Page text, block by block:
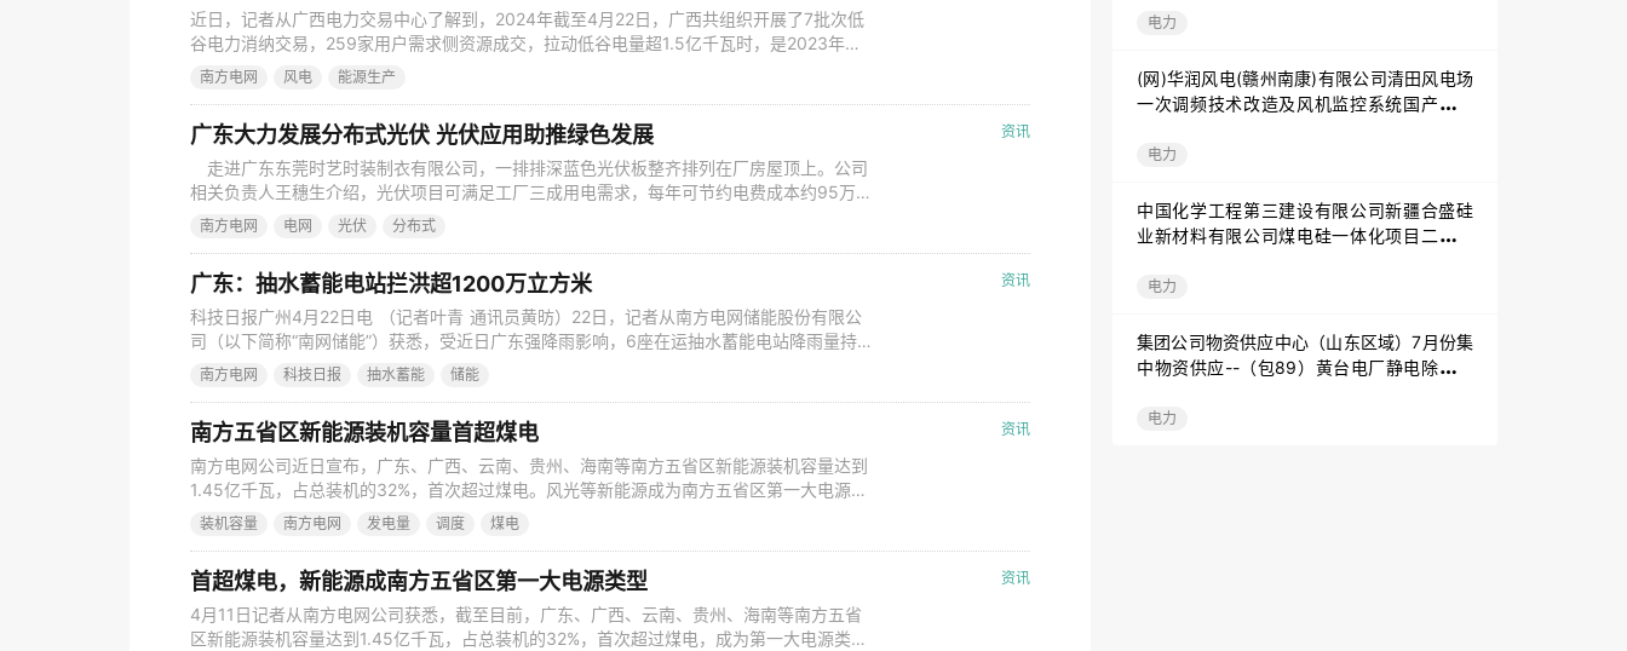
电力
(网)华润风电(赣州南康)有限公司清田风电场
一次调频技术改造及风机监控系统国产化改
电力
中国化学工程第三建设有限公司新疆合盛硅
业新材料有限公司煤电硅一体化项目二期年
公告
电力
集团公司物资供应中心（山东区域）7月份集
中物资供应--（包89）黄台电厂静电除尘器
电力
近日，记者从广西电力交易中心了解到，2024年截至4月22日，广西共组织开展了7批次低
谷电力消纳交易，259家用户需求侧资源成交，拉动低谷电量超1.5亿千瓦时，是2023年全
年的2.41倍。预计用户侧可获得用电补偿9135万元。 广西电力交易中心交易组织部经理吴
南方电网 风电 能源生产
资讯
广东大力发展分布式光伏 光伏应用助推绿色发展
走进广东东莞时艺时装制衣有限公司，一排排深蓝色光伏板整齐排列在厂房屋顶上。公司
相关负责人王穗生介绍，光伏项目可满足工厂三成用电需求，每年可节约电费成本约95万
元。 “你们厂区的屋顶面积很大，空着不用可惜了。”此前，在为时艺时装公司的工厂进
南方电网 电网 光伏 分布式
资讯
广东：抽水蓄能电站拦洪超1200万立方米
科技日报广州4月22日电 （记者叶青 通讯员黄昉）22日，记者从南方电网储能股份有限公
司（以下简称“南网储能”）获悉，受近日广东强降雨影响，6座在运抽水蓄能电站降雨量持
续攀升，截至22日8时，12个水库拦截洪水超过1200万立方米，31台机组运行安全稳定。
南方电网 科技日报 抽水蓄能 储能
资讯
南方五省区新能源装机容量首超煤电
南方电网公司近日宣布，广东、广西、云南、贵州、海南等南方五省区新能源装机容量达到
1.45亿千瓦，占总装机的32%，首次超过煤电。风光等新能源成为南方五省区第一大电源类
型，贡献了约三分之一的社会经济实际用电。 近年来，南方地区新能源装机快速增长。据
装机容量 南方电网 发电量 调度 煤电
资讯
首超煤电，新能源成南方五省区第一大电源类型
4月11日记者从南方电网公司获悉，截至目前，广东、广西、云南、贵州、海南等南方五省
区新能源装机容量达到1.45亿千瓦，占总装机的32%，首次超过煤电，成为第一大电源类